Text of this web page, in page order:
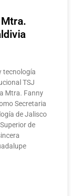
tecnología
TSJ
Mtra. Fanny
Secretaria
de Jalisco
de